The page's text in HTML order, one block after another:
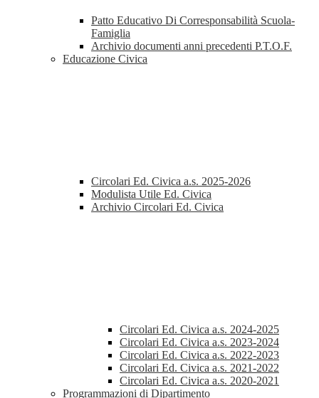
Patto Educativo Di Corresponsabilità Scuola-
Famiglia
Archivio documenti anni precedenti P.T.O.F.
Educazione Civica
Circolari Ed. Civica a.s. 2025-2026
Modulista Utile Ed. Civica
Archivio Circolari Ed. Civica
Circolari Ed. Civica a.s. 2024-2025
Circolari Ed. Civica a.s. 2023-2024
Circolari Ed. Civica a.s. 2022-2023
Circolari Ed. Civica a.s. 2021-2022
Circolari Ed. Civica a.s. 2020-2021
Programmazioni di Dipartimento